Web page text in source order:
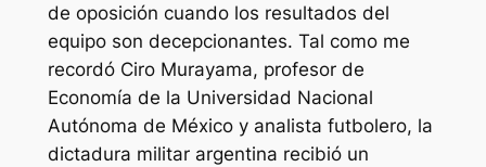
de oposición cuando los resultados del
equipo son decepcionantes. Tal como me
recordó Ciro Murayama, profesor de
Economía de la Universidad Nacional
Autónoma de México y analista futbolero, la
dictadura militar argentina recibió un